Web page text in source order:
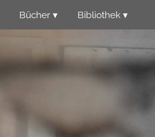
Bücher ▾ Bibliothek ▾